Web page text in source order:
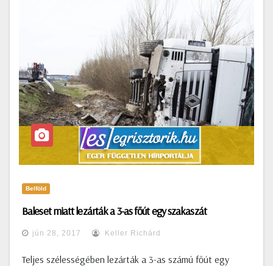
Belföld
Baleset miatt lezárták a 3-as főút egy szakaszát
jún 28, 2017 Keller Richárd
Teljes szélességében lezárták a 3-as számú főút egy